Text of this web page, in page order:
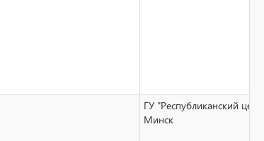
ГУ "Республиканский
Минск